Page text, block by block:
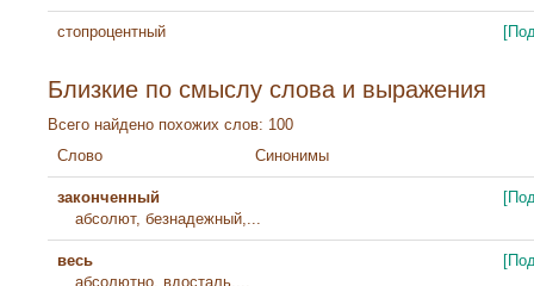
стопроцентный
Близкие по смыслу слова и выражения
Всего найдено похожих слов: 100
Слово
Синонимы
законченный
абсолют, безнадежный,...
весь
абсолютно, вдосталь,...